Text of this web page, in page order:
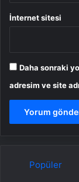
İnternet sitesi
Daha sonraki
adresim ve site
Popüler